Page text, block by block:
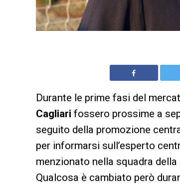
Durante le prime fasi del
Cagliari fossero prossime a
seguito della promozione
per informarsi sull’esperto
menzionato nella squadra
Qualcosa è cambiato però